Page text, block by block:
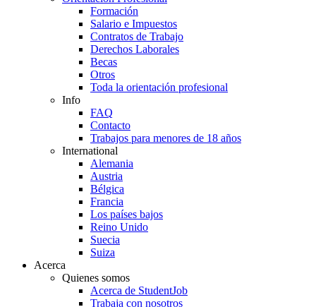
Formación
Salario e Impuestos
Contratos de Trabajo
Derechos Laborales
Becas
Otros
Toda la orientación profesional
Info
FAQ
Contacto
Trabajos para menores de 18 años
International
Alemania
Austria
Bélgica
Francia
Los países bajos
Reino Unido
Suecia
Suiza
Acerca
Quienes somos
Acerca de StudentJob
Trabaja con nosotros